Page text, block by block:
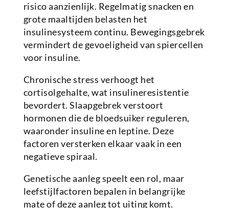
risico aanzienlijk. Regelmatig snacken en
grote maaltijden belasten het
insulinesysteem continu. Bewegingsgebrek
vermindert de gevoeligheid van spiercellen
voor insuline.
Chronische stress verhoogt het
cortisolgehalte, wat insulineresistentie
bevordert. Slaapgebrek verstoort
hormonen die de bloedsuiker reguleren,
waaronder insuline en leptine. Deze
factoren versterken elkaar vaak in een
negatieve spiraal.
Genetische aanleg speelt een rol, maar
leefstijlfactoren bepalen in belangrijke
mate of deze aanleg tot uiting komt.